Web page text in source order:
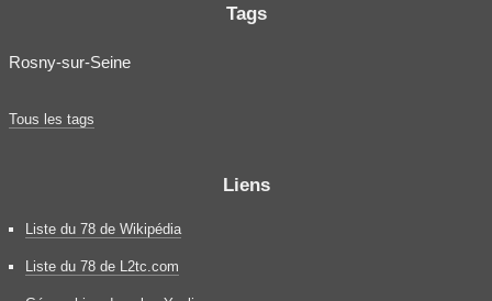
Tags
Rosny-sur-Seine
Tous les tags
Liens
Liste du 78 de Wikipédia
Liste du 78 de L2tc.com